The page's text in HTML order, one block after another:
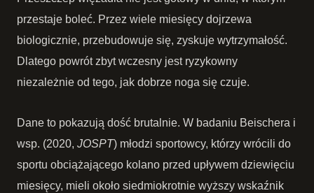
przestaje boleć. Przez wiele miesięcy dojrzewa
biologicznie, przebudowuje się, zyskuje wytrzymałość.
Dlatego powrót zbyt wczesny jest ryzykowny
niezależnie od tego, jak dobrze noga się czuje.
Dane to pokazują dość brutalnie. W badaniu Beischera i
wsp. (2020, JOSPT) młodzi sportowcy, którzy wrócili do
sportu obciążającego kolano przed upływem dziewięciu
miesięcy, mieli około siedmiokrotnie wyższy wskaźnik